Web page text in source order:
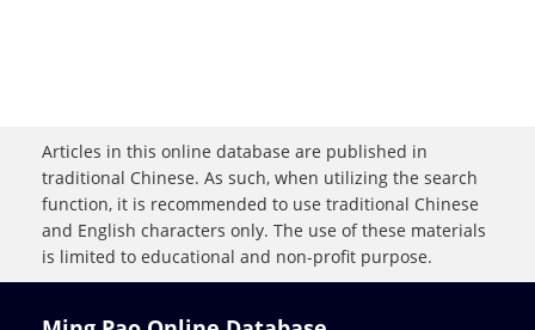
Articles in this online database are published in
traditional Chinese. As such, when utilizing the search
function, it is recommended to use traditional Chinese
and English characters only. The use of these materials
is limited to educational and non-profit purpose.